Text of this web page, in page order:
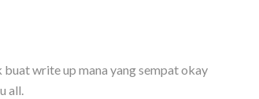
buat write up mana yang sempat okay
all.